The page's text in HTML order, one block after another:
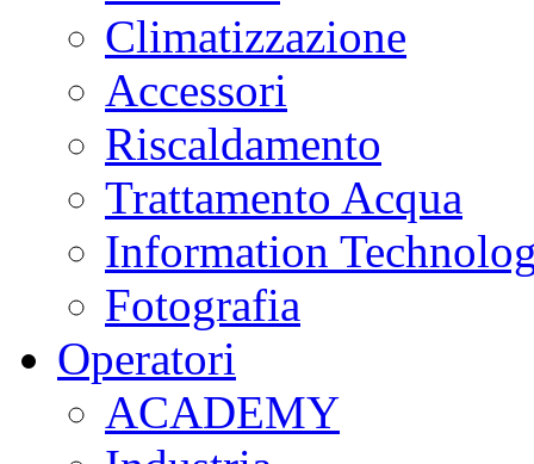
Climatizzazione
Accessori
Riscaldamento
Trattamento Acqua
Information
Fotografia
Operatori
ACADEMY